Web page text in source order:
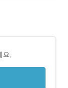
요.